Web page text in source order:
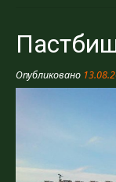
Опубликовано